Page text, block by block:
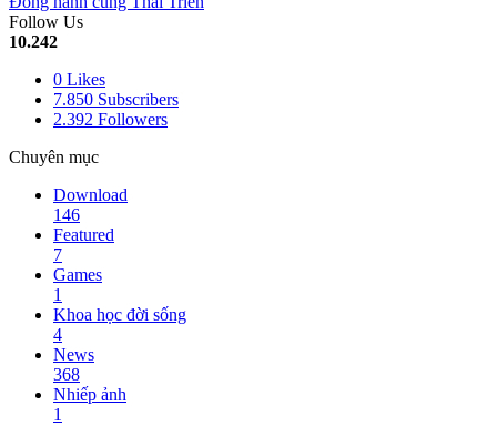
Follow Us
10.242
0 Likes
7.850 Subscribers
2.392 Followers
Chuyên mục
Download
146
Featured
7
Games
1
Khoa học đời sống
4
News
368
Nhiếp ảnh
1